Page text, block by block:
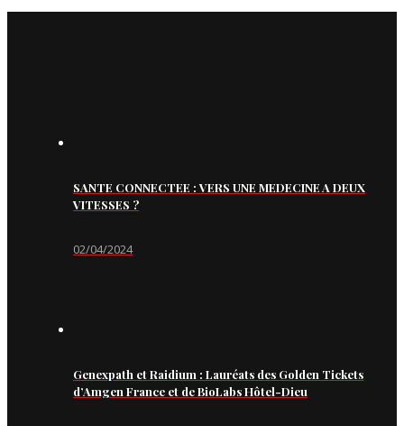
SANTE CONNECTEE : VERS UNE MEDECINE A DEUX
VITESSES ?
02/04/2024
Genexpath et Raidium : Lauréats des Golden Tickets
d’Amgen France et de BioLabs Hôtel-Dieu